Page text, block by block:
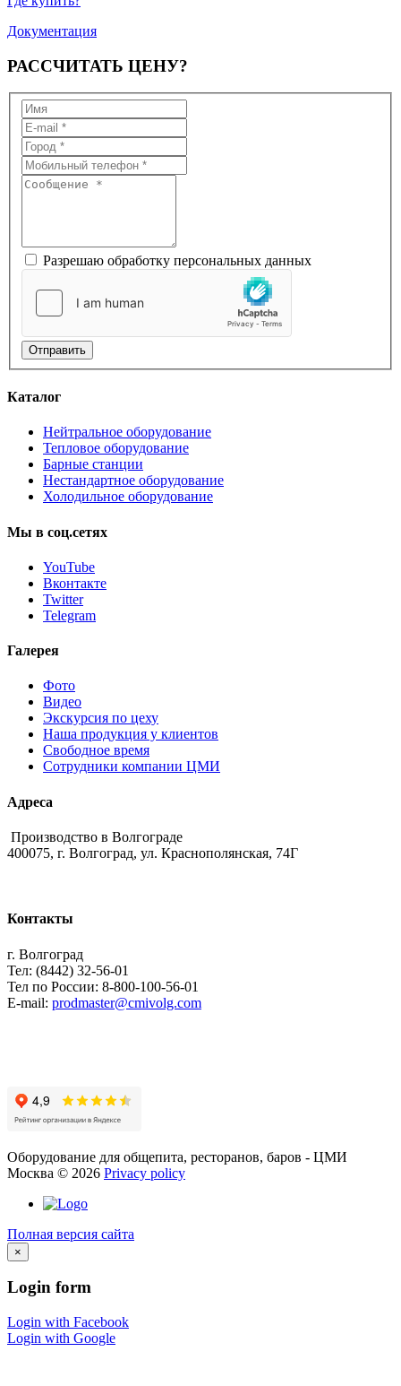
Документация
РАССЧИТАТЬ ЦЕНУ?
Разрешаю обработку персональных данных
Отправить
Каталог
Нейтральное оборудование
Тепловое оборудование
Барные станции
Нестандартное оборудование
Холодильное оборудование
Мы в соц.сетях
YouTube
Вконтакте
Twitter
Telegram
Галерея
Фото
Видео
Экскурсия по цеху
Наша продукция у клиентов
Свободное время
Сотрудники компании ЦМИ
Адреса
Производство в Волгограде
400075, г. Волгоград, ул. Краснополянская, 74Г
Контакты
г. Волгоград
Тел: (8442) 32-56-01
Тел по России: 8-800-100-56-01
E-mail: prodmaster@cmivolg.com
Оборудование для общепита, ресторанов, баров - ЦМИ
Москва © 2026 Privacy policy
Полная версия сайта
×
Login form
Login with Facebook
Login with Google